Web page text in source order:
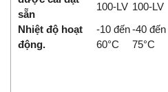
sẵn
100-LV 100-LV
Nhiệt độ hoạt
động.
-10 đến
60°C
-40 đến
75°C